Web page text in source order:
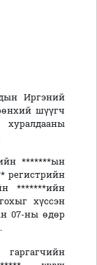
Иргэний
шүүгч
*******ын
регистрийн
*******ийн
хүссэн
07-ны өдөр